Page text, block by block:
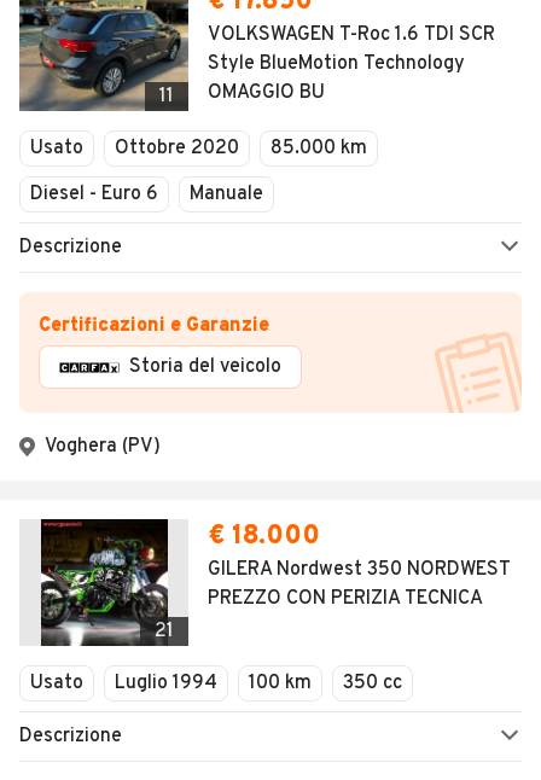
11
VOLKSWAGEN T-Roc 1.6 TDI SCR
Style BlueMotion Technology
OMAGGIO BU
Usato Ottobre 2020
85.000 km
Diesel - Euro 6
Manuale
Descrizione
Certificazioni e Garanzie
Storia del veicolo
Voghera (PV)
21
€ 18.000
GILERA Nordwest 350 NORDWEST
PREZZO CON PERIZIA TECNICA
Usato Luglio 1994 100 km 350 cc
Descrizione